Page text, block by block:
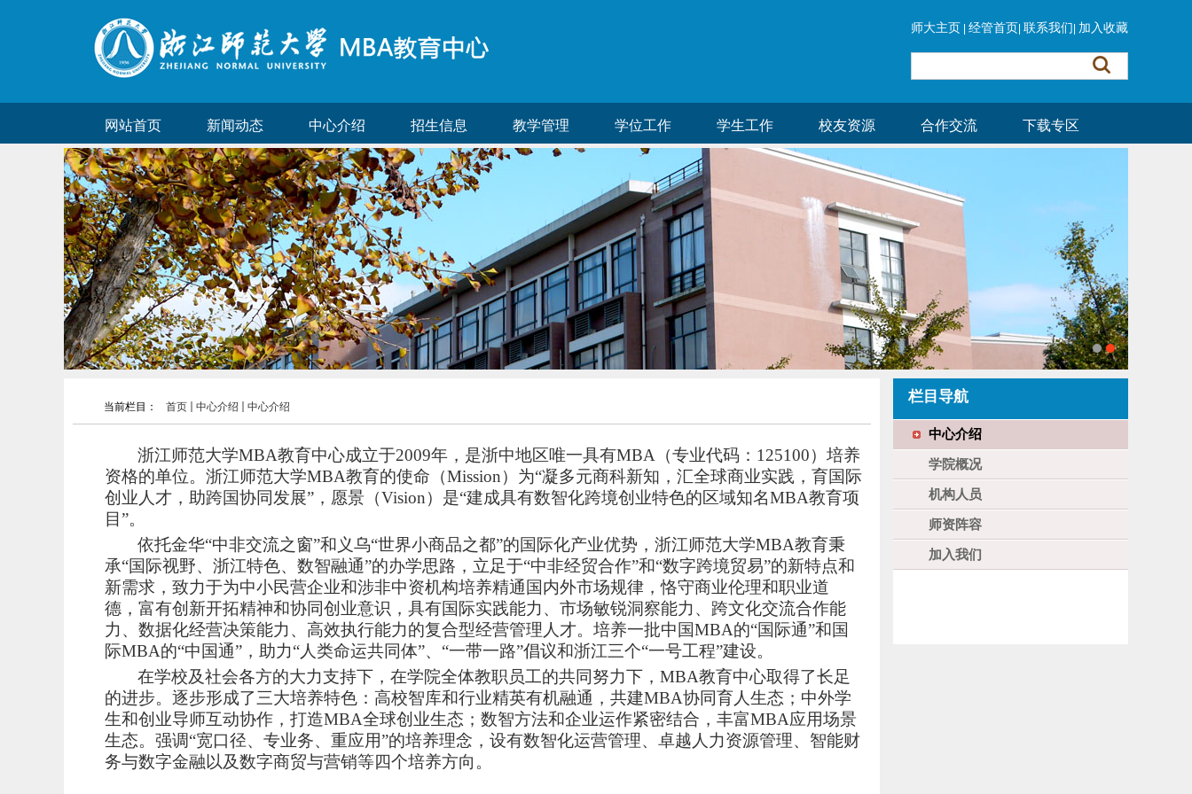
师大主页 经管首页 联系我们 加入收藏
网站首页 新闻动态 中心介绍 招生信息 教学管理 学位工作 学生工作 校友资源 合作交流 下载专区
当前栏目： 首页 中心介绍 中心介绍
浙江师范大学MBA教育中心成立于2009年，是浙中地区唯一具有MBA （专业代码： 125100） 培养
资格的单位。浙江师范大学MBA教育的使命（Mission）为“凝多元商科新知，汇全球商业实践，育国际
创业人才，助跨国协同发展”，愿景（Vision）是“建成具有数智化跨境创业特色的区域知名MBA教育项
目 ”。
依托金华“中非交流之窗”和义乌“世界小商品之都”的国际化产业优势，浙江师范大学MBA教育秉
承“国际视野、浙江特色、数智融通”的办学思路，立足于“中非经贸合作”和“数字跨境贸易”的新特点和
新需求，致力于为中小民营企业和涉非中资机构培养精通国内外市场规律，恪守商业伦理和职业道
德，富有创新开拓精神和协同创业意识，具有国际实践能力、市场敏锐洞察能力、跨文化交流合作能
力、数据化经营决策能力、高效执行能力的复合型经营管理人才。培养一批中国MBA的“国际通”和国
际MBA的“中国通”，助力“人类命运共同体”、“一带一路”倡议和浙江三个“一号工程”建设。
在学校及社会各方的大力支持下，在学院全体教职员工的共同努力下， MBA教育中心取得了长足
的进步。逐步形成了三大培养特色：高校智库和行业精英有机融通，共建MBA协同育人生态；中外学
生和创业导师互动协作，打造MBA全球创业生态 ；数智方法和企业运作紧密结合，丰富MBA应用场景
生态。强调“宽口径、专业务、重应用”的培养理念，设有数智化运营管理、卓越人力资源管理、智能财
务与数字金融以及数字商贸与营销等四个培养方向。
栏目导航
中心介绍
学院概况
机构人员
师资阵容
加入我们